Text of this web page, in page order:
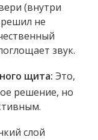
(внутри
решил не
звук.
щита: Это,
решение, но
слой